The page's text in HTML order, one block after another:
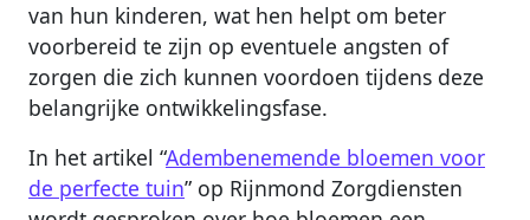
van hun kinderen, wat hen helpt om beter
voorbereid te zijn op eventuele angsten of
zorgen die zich kunnen voordoen tijdens deze
belangrijke ontwikkelingsfase.
In het artikel “Adembenemende bloemen voor
de perfecte tuin” op Rijnmond Zorgdiensten